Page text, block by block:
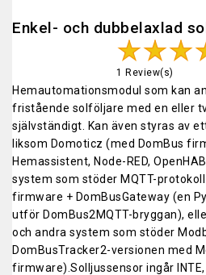
Enkel- och dubbelaxlad
1 Review(s)
Hemautomationsmodul som kan
fristående solföljare med en eller
självständigt. Kan även styras av
liksom Domoticz (med DomBus
Hemassistent, Node-RED,
system som stöder MQTT-
firmware + DomBusGateway (en
utför DomBus2MQTT-bryggan),
och andra system som stöder
DomBusTracker2-versionen med
firmware).Solljussensor ingår